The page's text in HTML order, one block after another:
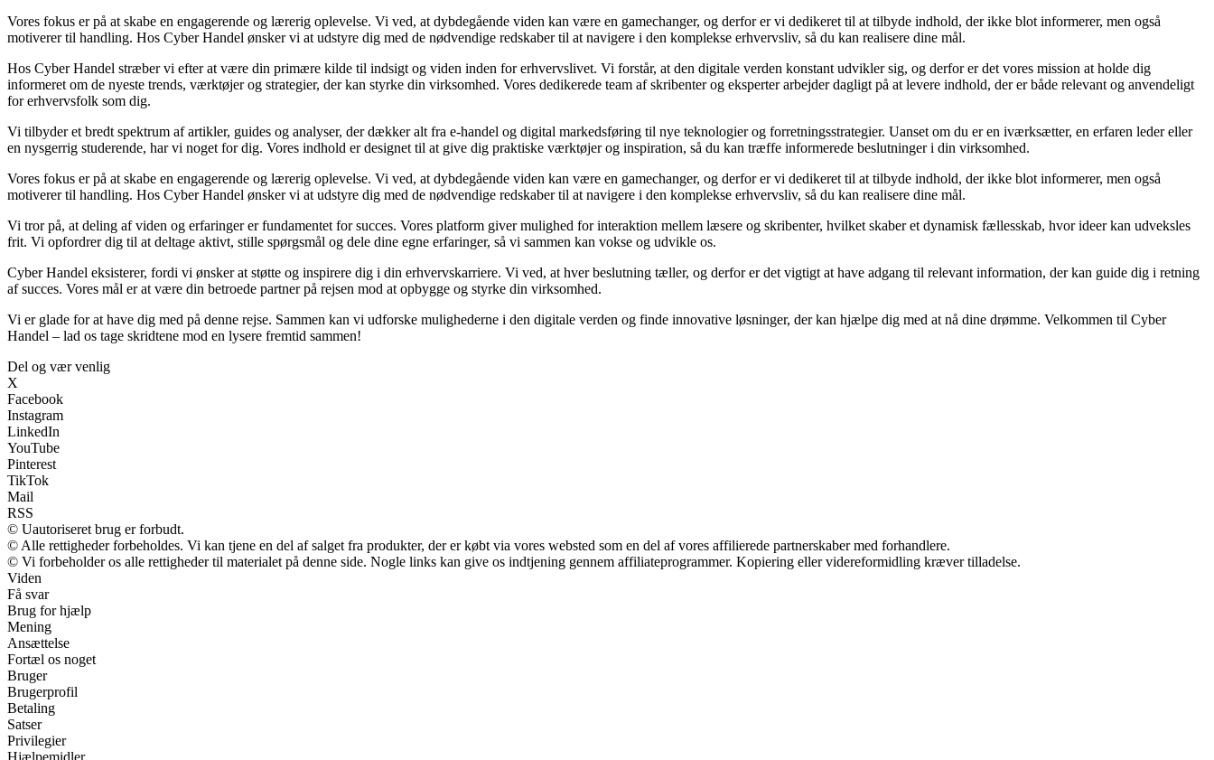
Vores fokus er på at skabe en engagerende og lærerig oplevelse. Vi ved, at dybdegående viden kan være en gamechanger, og derfor er vi dedikeret til at tilbyde indhold, der ikke blot informerer, men også
motiverer til handling. Hos Cyber Handel ønsker vi at udstyre dig med de nødvendige redskaber til at navigere i den komplekse erhvervsliv, så du kan realisere dine mål.
Hos Cyber Handel stræber vi efter at være din primære kilde til indsigt og viden inden for erhvervslivet. Vi forstår, at den digitale verden konstant udvikler sig, og derfor er det vores mission at holde dig
informeret om de nyeste trends, værktøjer og strategier, der kan styrke din virksomhed. Vores dedikerede team af skribenter og eksperter arbejder dagligt på at levere indhold, der er både relevant og anvendeligt
for erhvervsfolk som dig.
Vi tilbyder et bredt spektrum af artikler, guides og analyser, der dækker alt fra e-handel og digital markedsføring til nye teknologier og forretningsstrategier. Uanset om du er en iværksætter, en erfaren leder eller
en nysgerrig studerende, har vi noget for dig. Vores indhold er designet til at give dig praktiske værktøjer og inspiration, så du kan træffe informerede beslutninger i din virksomhed.
Vores fokus er på at skabe en engagerende og lærerig oplevelse. Vi ved, at dybdegående viden kan være en gamechanger, og derfor er vi dedikeret til at tilbyde indhold, der ikke blot informerer, men også
motiverer til handling. Hos Cyber Handel ønsker vi at udstyre dig med de nødvendige redskaber til at navigere i den komplekse erhvervsliv, så du kan realisere dine mål.
Vi tror på, at deling af viden og erfaringer er fundamentet for succes. Vores platform giver mulighed for interaktion mellem læsere og skribenter, hvilket skaber et dynamisk fællesskab, hvor ideer kan udveksles
frit. Vi opfordrer dig til at deltage aktivt, stille spørgsmål og dele dine egne erfaringer, så vi sammen kan vokse og udvikle os.
Cyber Handel eksisterer, fordi vi ønsker at støtte og inspirere dig i din erhvervskarriere. Vi ved, at hver beslutning tæller, og derfor er det vigtigt at have adgang til relevant information, der kan guide dig i retning
af succes. Vores mål er at være din betroede partner på rejsen mod at opbygge og styrke din virksomhed.
Vi er glade for at have dig med på denne rejse. Sammen kan vi udforske mulighederne i den digitale verden og finde innovative løsninger, der kan hjælpe dig med at nå dine drømme. Velkommen til Cyber
Handel – lad os tage skridtene mod en lysere fremtid sammen!
Del og vær venlig
X
Facebook
Instagram
LinkedIn
YouTube
Pinterest
TikTok
Mail
RSS
© Uautoriseret brug er forbudt.
© Alle rettigheder forbeholdes. Vi kan tjene en del af salget fra produkter, der er købt via vores websted som en del af vores affilierede partnerskaber med forhandlere.
© Vi forbeholder os alle rettigheder til materialet på denne side. Nogle links kan give os indtjening gennem affiliateprogrammer. Kopiering eller videreformidling kræver tilladelse.
Viden
Få svar
Brug for hjælp
Mening
Ansættelse
Fortæl os noget
Bruger
Brugerprofil
Betaling
Satser
Privilegier